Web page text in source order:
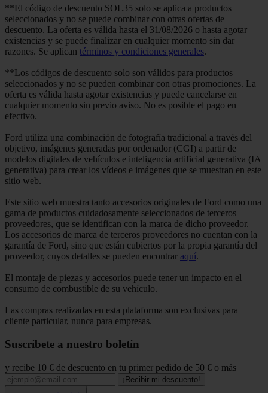
**El código de descuento SOL35 solo se aplica a productos
seleccionados y no se puede combinar con otras ofertas de
descuento. La oferta es válida hasta el 31/08/2026 o hasta agotar
existencias y se puede finalizar en cualquier momento sin dar
razones. Se aplican términos y condiciones generales.
**Los códigos de descuento solo son válidos para productos
seleccionados y no se pueden combinar con otras promociones. La
oferta es válida hasta agotar existencias y puede cancelarse en
cualquier momento sin previo aviso. No es posible el pago en
efectivo.
Ford utiliza una combinación de fotografía tradicional a través del
objetivo, imágenes generadas por ordenador (CGI) a partir de
modelos digitales de vehículos e inteligencia artificial generativa (IA
generativa) para crear los vídeos e imágenes que se muestran en este
sitio web.
Este sitio web muestra tanto accesorios originales de Ford como una
gama de productos cuidadosamente seleccionados de terceros
proveedores, que se identifican con la marca de dicho proveedor.
Los accesorios de marca de terceros proveedores no cuentan con la
garantía de Ford, sino que están cubiertos por la propia garantía del
proveedor, cuyos detalles se pueden encontrar aquí.
El montaje de piezas y accesorios puede tener un impacto en el
consumo de combustible de su vehículo.
Las compras realizadas en esta plataforma son exclusivas para
cliente particular, nunca para empresas.
Suscríbete a nuestro boletín
y recibe 10 € de descuento en tu primer pedido de 50 € o más
¡Recibir mi descuento!